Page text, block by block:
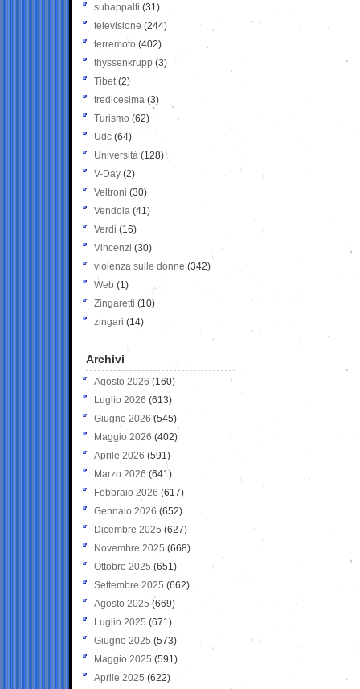
subappalti (31)
televisione(244)
terremoto (402)
thyssenkrupp (3)
Tibet(2)
tredicesima (3)
Turismo (62)
Udc (64)
Università (128)
V-Day (2)
Veltroni (30)
Vendola (41)
Verdi (16)
Vincenzi (30)
violenza sulle donne (342)
Web (1)
Zingaretti (10)
zingari (14)
Archivi
Agosto 2026 (160)
Luglio 2026 (613)
Giugno 2026 (545)
Maggio 2026 (402)
Aprile 2026 (591)
Marzo 2026 (641)
Febbraio 2026 (617)
Gennaio 2026 (652)
Dicembre 2025 (627)
Novembre 2025 (668)
Ottobre 2025 (651)
Settembre 2025 (662)
Agosto 2025 (669)
Luglio 2025 (671)
Giugno 2025 (573)
Maggio 2025 (591)
Aprile 2025 (622)